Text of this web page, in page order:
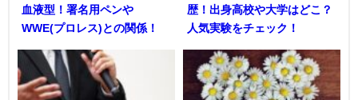
血液型！署名用ペンや
WWE(プロレス)との関係！
歴！出身高校や大学はどこ？
人気実験をチェック！